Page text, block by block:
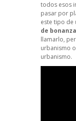
todos esos
pasar por
este tipo de
de bonanza
llamarlo,
urbanismo
urbanismo.